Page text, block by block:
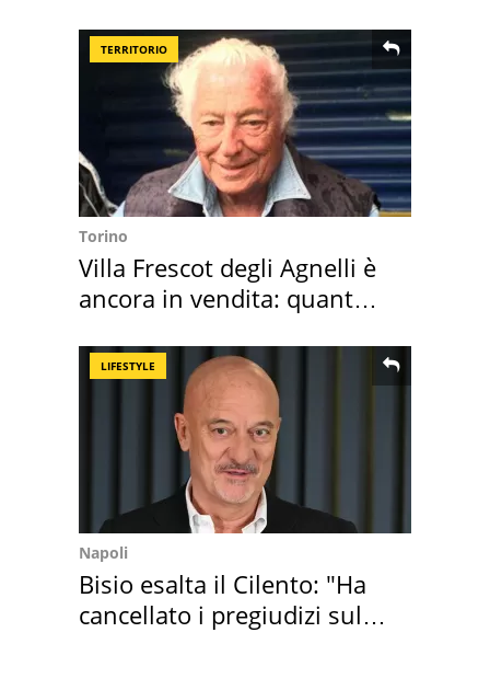
TERRITORIO
Torino
Villa Frescot degli Agnelli è
ancora in vendita: quanto
LIFESTYLE
Napoli
Bisio esalta il Cilento: "Ha
cancellato i pregiudizi sul